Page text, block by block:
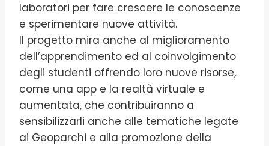
laboratori per fare crescere le conoscenze
e sperimentare nuove attività.
Il progetto mira anche al miglioramento
dell’apprendimento ed al coinvolgimento
degli studenti offrendo loro nuove risorse,
come una app e la realtà virtuale e
aumentata, che contribuiranno a
sensibilizzarli anche alle tematiche legate
ai Geoparchi e alla promozione della